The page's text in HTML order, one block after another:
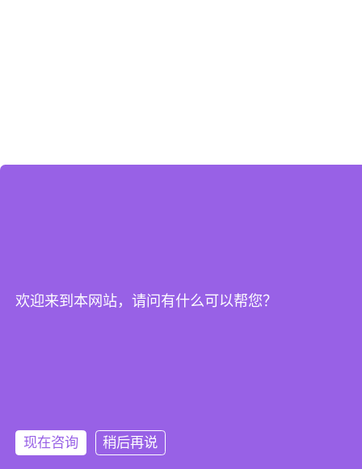
欢迎来到本网站，请问有什么可以帮您？
现在咨询 稍后再说